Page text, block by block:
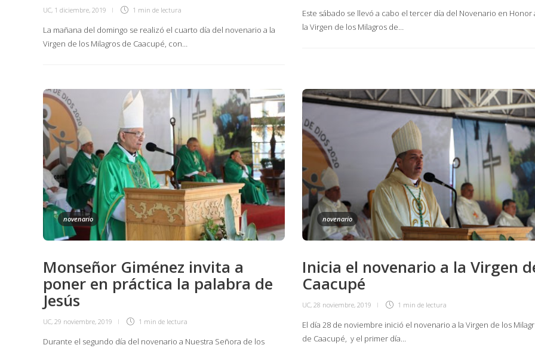
UC, 1 diciembre, 2019 1 min de lectura
La mañana del domingo se realizó el cuarto día del novenario a la
Virgen de los Milagros de Caacupé, con…
Este sábado se llevó a cabo el tercer día del Novenario en Honor
la Virgen de los Milagros de…
novenario
Monseñor Giménez invita a
poner en práctica la palabra de
Jesús
UC, 29 noviembre, 2019 1 min de lectura
Durante el segundo día del novenario a Nuestra Señora de los
novenario
Inicia el novenario a la Virgen
Caacupé
UC, 28 noviembre, 2019 1 min de lectura
El día 28 de noviembre inició el novenario a la Virgen de los
de Caacupé, y el primer día…